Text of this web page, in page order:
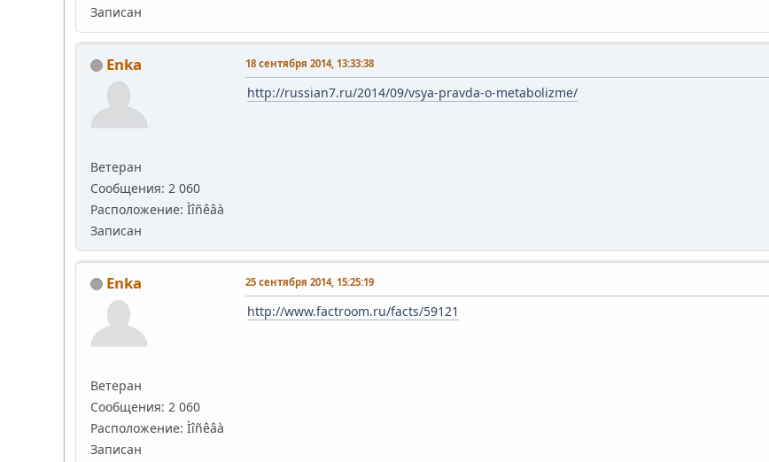
Записан
Enka
Ветеран
Сообщения: 2 060
Расположение: Ìîñêâà
Записан
18 сентября 2014, 13:33:38
http://russian7.ru/2014/09/vsya-pravda-o-metabolizme/
Enka
Ветеран
Сообщения: 2 060
Расположение: Ìîñêâà
Записан
25 сентября 2014, 15:25:19
http://www.factroom.ru/facts/59121